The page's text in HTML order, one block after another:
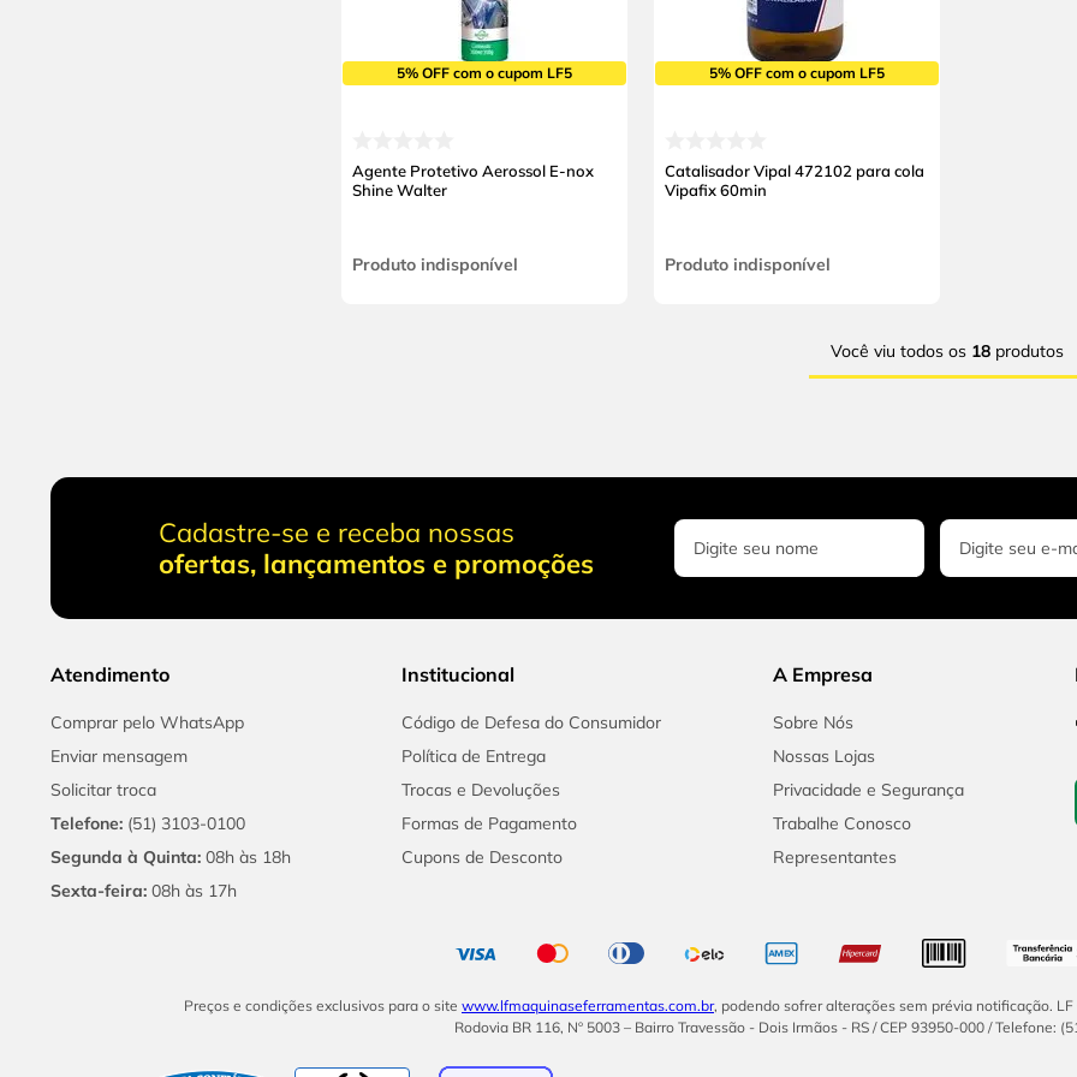
5% OFF com o cupom LF5
Agente Protetivo Aerossol E-nox
Shine Walter
Produto indisponível
5% OFF com o cupom LF5
Catalisador Vipal 472102 para cola
Vipafix 60min
Produto indisponível
Você viu todos os 18produtos
Cadastre-se e receba nossas
ofertas, lançamentos e promoções
Atendimento
Comprar pelo WhatsApp
Enviar mensagem
Solicitar troca
Telefone: (51) 3103-0100
Segunda à Quinta: 08h às 18h
Sexta-feira: 08h às 17h
Institucional
Código de Defesa do Consumidor
Política de Entrega
Trocas e Devoluções
Formas de Pagamento
Cupons de Desconto
A Empresa
Sobre Nós
Nossas Lojas
Privacidade e Segurança
Trabalhe Conosco
Representantes
Preços e condições exclusivos para o site www.lfmaquinaseferramentas.com.br, podendo sofrer alterações sem prévia notificação.
Rodovia BR 116, Nº 5003 – Bairro Travessão - Dois Irmãos - RS / CEP 93950-000 / Telefone: